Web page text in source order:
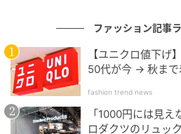
で、学校イベントなどにも◎。
着用：ライター端迫絵実 （
エンブロイダリーブラウス
ントワー・デ・コトニエ/ユニ
ンズ¥9,990（コントワー・デ
ファッション記事
【ユニクロ値下げ
50代が今 → 秋ま
fashion trend news
「1000円には見
ロダクツのリュッ